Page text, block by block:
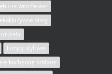
winchester
ekskluzywne stoły
lampy stylowe
kuchenne szklane